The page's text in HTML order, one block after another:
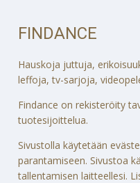
FINDANCE
Hauskoja juttuja,
leffoja, tv-sarjoja,
Findance on rekisteröity
tuotesijoittelua.
Sivustolla käytetään
parantamiseen. Sivustoa
tallentamisen laitteellesi.